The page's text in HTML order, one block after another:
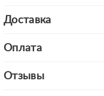
Доставка
Оплата
Отзывы